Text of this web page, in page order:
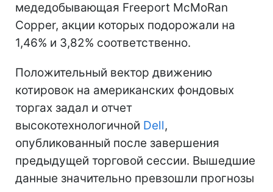
медедобывающая Freeport McMoRan
Copper, акции которых подорожали на
1,46% и 3,82% соответственно.
Положительный вектор движению
котировок на американских фондовых
торгах задал и отчет
высокотехнологичной Dell,
опубликованный после завершения
предыдущей торговой сессии. Вышедшие
данные значительно превзошли прогнозы